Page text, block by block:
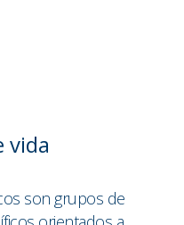
vida
son grupos de